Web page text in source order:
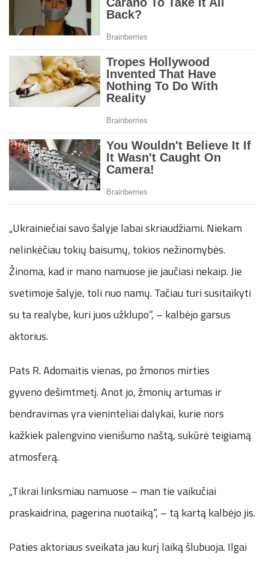
„Ukrainiečiai savo šalyje labai skriaudžiami. Niekam
nelinkėčiau tokių baisumų, tokios nežinomybės.
Žinoma, kad ir mano namuose jie jaučiasi nekaip. Jie
svetimoje šalyje, toli nuo namų. Tačiau turi susitaikyti
su ta realybe, kuri juos užklupo“, – kalbėjo garsus
aktorius.
Pats R. Adomaitis vienas, po žmonos mirties
gyveno dešimtmetį. Anot jo, žmonių artumas ir
bendravimas yra vieninteliai dalykai, kurie nors
kažkiek palengvino vienišumo naštą, sukūrė teigiamą
atmosferą.
„Tikrai linksmiau namuose – man tie vaikučiai
praskaidrina, pagerina nuotaiką“, – tą kartą kalbėjo jis.
Paties aktoriaus sveikata jau kurį laiką šlubuoja. Ilgai